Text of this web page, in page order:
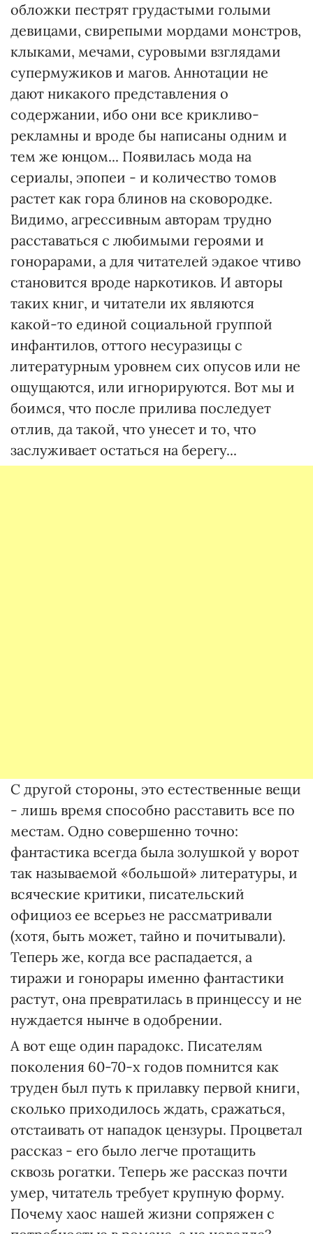
обложки пестрят грудастыми голыми
девицами, свирепыми мордами монстров,
клыками, мечами, суровыми взглядами
супермужиков и магов. Аннотации не
дают никакого представления о
содержании, ибо они все крикливо-
рекламны и вроде бы написаны одним и
тем же юнцом... Появилась мода на
сериалы, эпопеи - и количество томов
растет как гора блинов на сковородке.
Видимо, агрессивным авторам трудно
расставаться с любимыми героями и
гонорарами, а для читателей эдакое чтиво
становится вроде наркотиков. И авторы
таких книг, и читатели их являются
какой-то единой социальной группой
инфантилов, оттого несуразицы с
литературным уровнем сих опусов или не
ощущаются, или игнорируются. Вот мы и
боимся, что после прилива последует
отлив, да такой, что унесет и то, что
заслуживает остаться на берегу...
С другой стороны, это естественные вещи
- лишь время способно расставить все по
местам. Одно совершенно точно:
фантастика всегда была золушкой у ворот
так называемой «большой» литературы, и
всяческие критики, писательский
официоз ее всерьез не рассматривали
(хотя, быть может, тайно и почитывали).
Теперь же, когда все распадается, а
тиражи и гонорары именно фантастики
растут, она превратилась в принцессу и не
нуждается нынче в одобрении.
А вот еще один парадокс. Писателям
поколения 60-70-х годов помнится как
труден был путь к прилавку первой книги,
сколько приходилось ждать, сражаться,
отстаивать от нападок цензуры. Процветал
рассказ - его было легче протащить
сквозь рогатки. Теперь же рассказ почти
умер, читатель требует крупную форму.
Почему хаос нашей жизни сопряжен с